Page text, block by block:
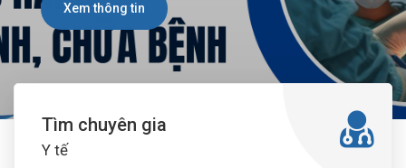
Xem thông tin
Tìm chuyên gia
Y tế